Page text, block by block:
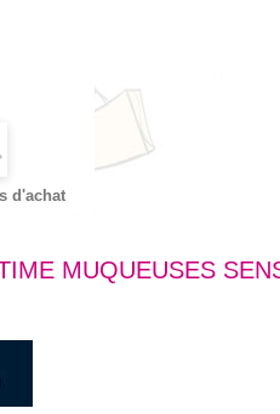
d'achat
MUQUEUSES